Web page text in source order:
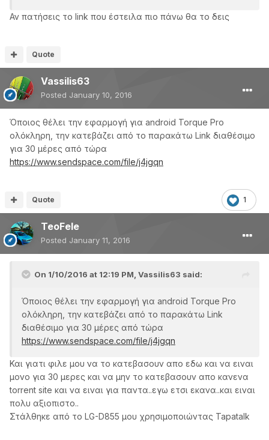
Αν πατήσεις το link που έστειλα πιο πάνω θα το δεις
Quote
Vassilis63
Posted January 10, 2016
Όποιος θέλει την εφαρμογή για android Torque Pro
ολόκληρη, την κατεβάζει από το παρακάτω Link διαθέσιμο
για 30 μέρες από τώρα
https://www.sendspace.com/file/j4jgqn
1
Quote
TeoFele
Posted January 11, 2016
On 1/10/2016 at 12:19 PM, Vassilis63 said:
Όποιος θέλει την εφαρμογή για android Torque Pro
ολόκληρη, την κατεβάζει από το παρακάτω Link
διαθέσιμο για 30 μέρες από τώρα
https://www.sendspace.com/file/j4jgqn
Και γιατι φιλε μου να το κατεβασουν απο εδω και να ειναι
μονο για 30 μερες και να μην το κατεβασουν απο κανενα
torrent site και να ειναι για παντα..εγω ετσι εκανα..και ειναι
πολυ αξιοπιστο..
Στάλθηκε από το LG-D855 μου χρησιμοποιώντας Tapatalk